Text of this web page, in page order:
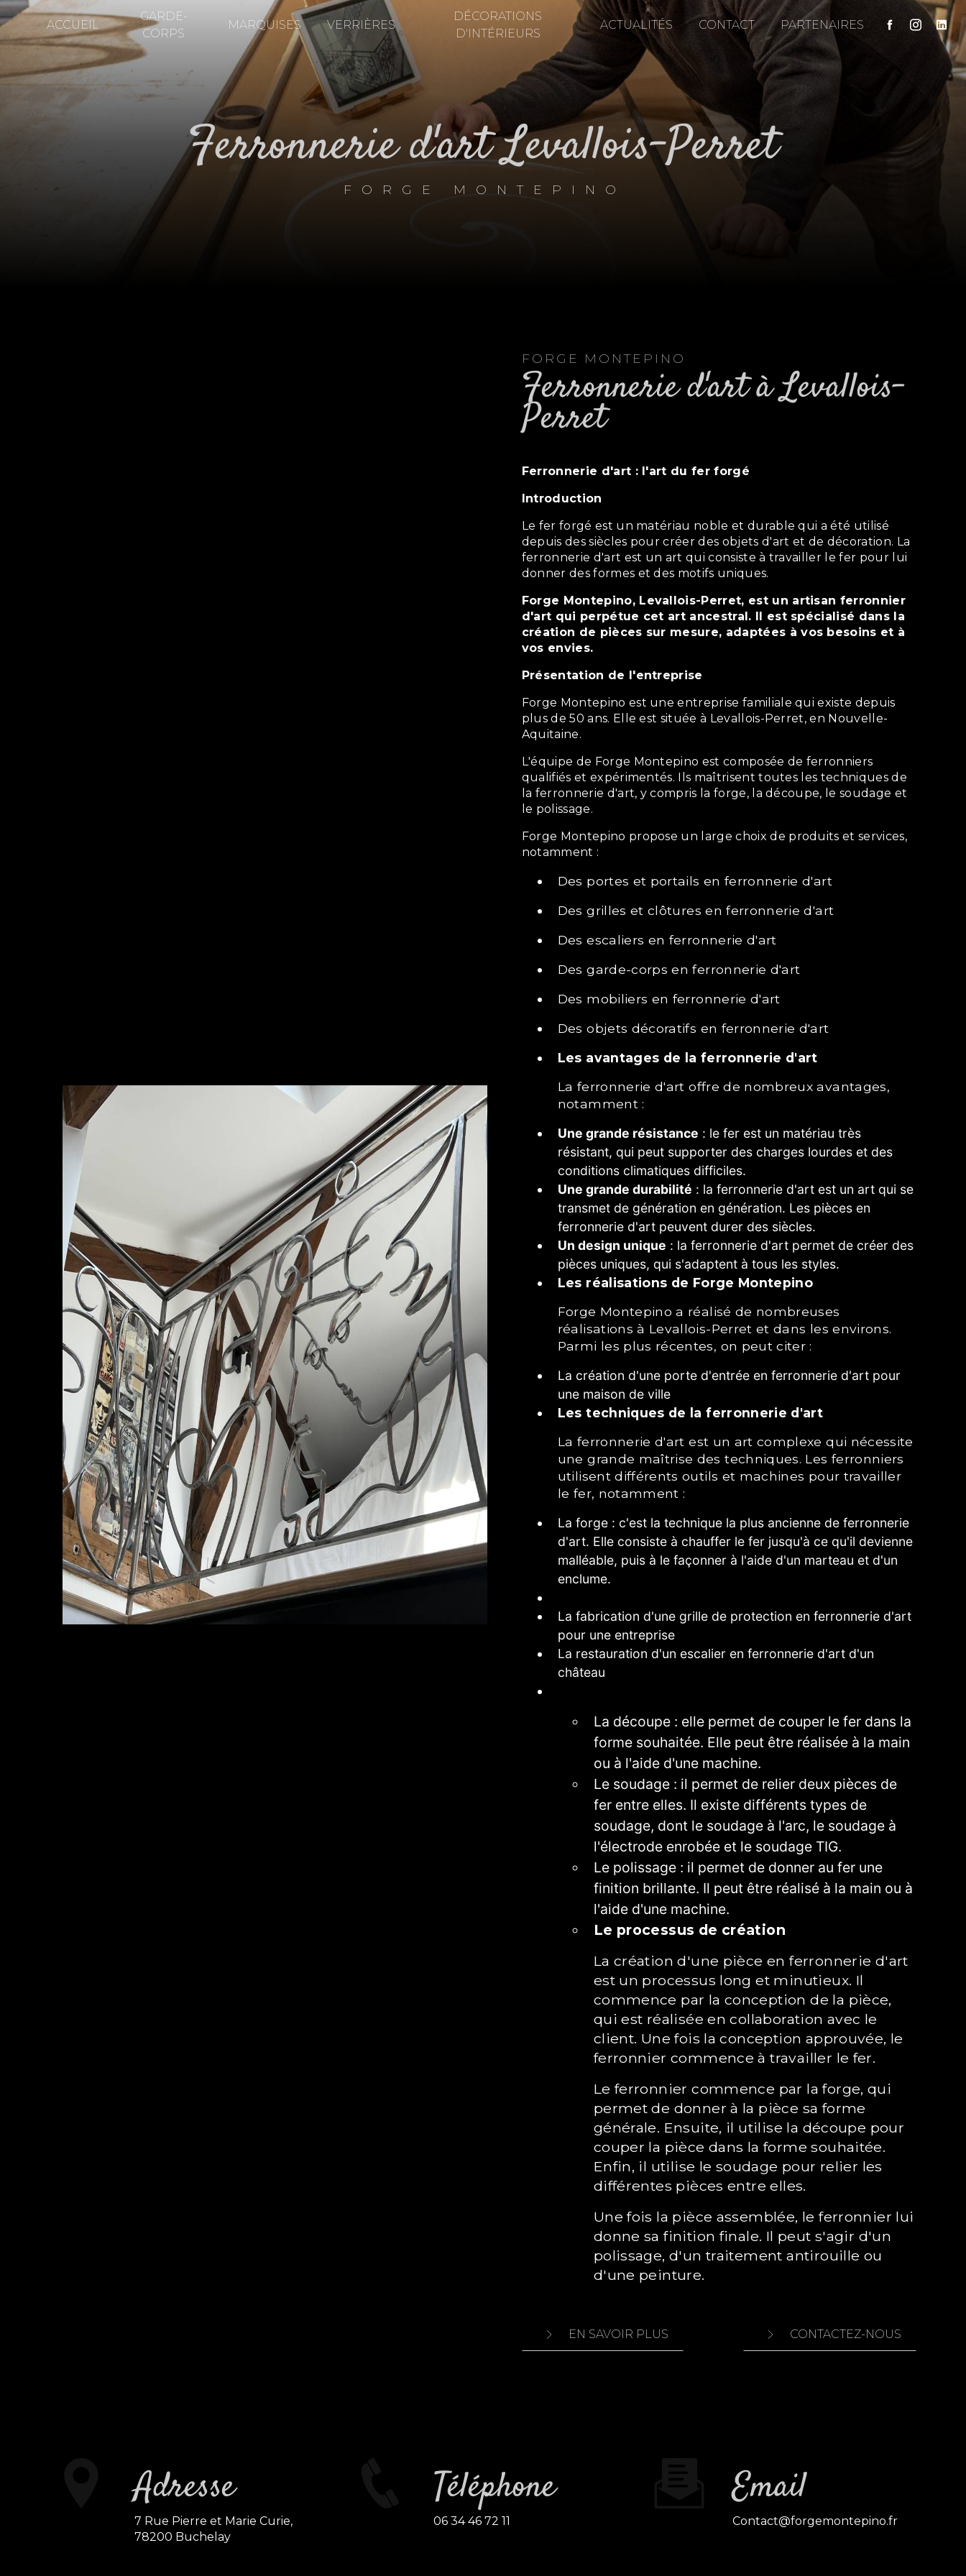
ACCUEIL
GARDE-
CORPS
MARQUISES VERRIÈRES
DÉCORATIONS
D'INTÉRIEURS
ACTUALITÉS CONTACT PARTENAIRES
ferronnerie d'art Levallois-Perret
FORGE MONTEPINO
FORGE MONTEPINO
ferronnerie d'art à Levallois-
Perret
ferronnerie d'art : l'art du fer forgé
Introduction
Le fer forgé est un matériau noble et durable qui a été utilisé
depuis des siècles pour créer des objets d'art et de décoration. La
ferronnerie d'art est un art qui consiste à travailler le fer pour lui
donner des formes et des motifs uniques.
Forge Montepino, Levallois-Perret, est un artisan ferronnier
d'art qui perpétue cet art ancestral. Il est spécialisé dans la
création de pièces sur mesure, adaptées à vos besoins et à
vos envies.
Présentation de l'entreprise
Forge Montepino est une entreprise familiale qui existe depuis
plus de 50 ans. Elle est située à Levallois-Perret, en Nouvelle-
Aquitaine.
L'équipe de Forge Montepino est composée de ferronniers
qualifiés et expérimentés. Ils maîtrisent toutes les techniques de
la ferronnerie d'art, y compris la forge, la découpe, le soudage et
le polissage.
Forge Montepino propose un large choix de produits et services,
notamment :
Des portes et portails en ferronnerie d'art
Des grilles et clôtures en ferronnerie d'art
Des escaliers en ferronnerie d'art
Des garde-corps en ferronnerie d'art
Des mobiliers en ferronnerie d'art
Des objets décoratifs en ferronnerie d'art
Les avantages de la ferronnerie d'art
La ferronnerie d'art offre de nombreux avantages,
notamment :
Une grande résistance : le fer est un matériau très
résistant, qui peut supporter des charges lourdes et des
conditions climatiques difficiles.
Une grande durabilité : la ferronnerie d'art est un art qui se
transmet de génération en génération. Les pièces en
ferronnerie d'art peuvent durer des siècles.
Un design unique : la ferronnerie d'art permet de créer des
pièces uniques, qui s'adaptent à tous les styles.
Les réalisations de Forge Montepino
Forge Montepino a réalisé de nombreuses
réalisations à Levallois-Perret et dans les environs.
Parmi les plus récentes, on peut citer :
La création d'une porte d'entrée en ferronnerie d'art pour
une maison de ville
Les techniques de la ferronnerie d'art
La ferronnerie d'art est un art complexe qui nécessite
une grande maîtrise des techniques. Les ferronniers
utilisent différents outils et machines pour travailler
le fer, notamment :
La forge : c'est la technique la plus ancienne de ferronnerie
d'art. Elle consiste à chauffer le fer jusqu'à ce qu'il devienne
malléable, puis à le façonner à l'aide d'un marteau et d'un
enclume.
La fabrication d'une grille de protection en ferronnerie d'art
pour une entreprise
La restauration d'un escalier en ferronnerie d'art d'un
château
La découpe : elle permet de couper le fer dans la
forme souhaitée. Elle peut être réalisée à la main
ou à l'aide d'une machine.
Le soudage : il permet de relier deux pièces de
fer entre elles. Il existe différents types de
soudage, dont le soudage à l'arc, le soudage à
l'électrode enrobée et le soudage TIG.
Le polissage : il permet de donner au fer une
finition brillante. Il peut être réalisé à la main ou à
l'aide d'une machine.
Le processus de création
La création d'une pièce en ferronnerie d'art
est un processus long et minutieux. Il
commence par la conception de la pièce,
qui est réalisée en collaboration avec le
client. Une fois la conception approuvée, le
ferronnier commence à travailler le fer.
Le ferronnier commence par la forge, qui
permet de donner à la pièce sa forme
générale. Ensuite, il utilise la découpe pour
couper la pièce dans la forme souhaitée.
Enfin, il utilise le soudage pour relier les
différentes pièces entre elles.
Une fois la pièce assemblée, le ferronnier lui
donne sa finition finale. Il peut s'agir d'un
polissage, d'un traitement antirouille ou
d'une peinture.
EN SAVOIR PLUS CONTACTEZ-NOUS
Adresse
7 Rue Pierre et Marie Curie,
78200 Buchelay
Téléphone
06 34 46 72 11
Email
contact@forgemontepino.fr
Panneau de gestion des cookies